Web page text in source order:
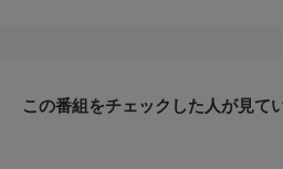
＊ライブ放送につき、番組および商
この番組をチェックした人が見て